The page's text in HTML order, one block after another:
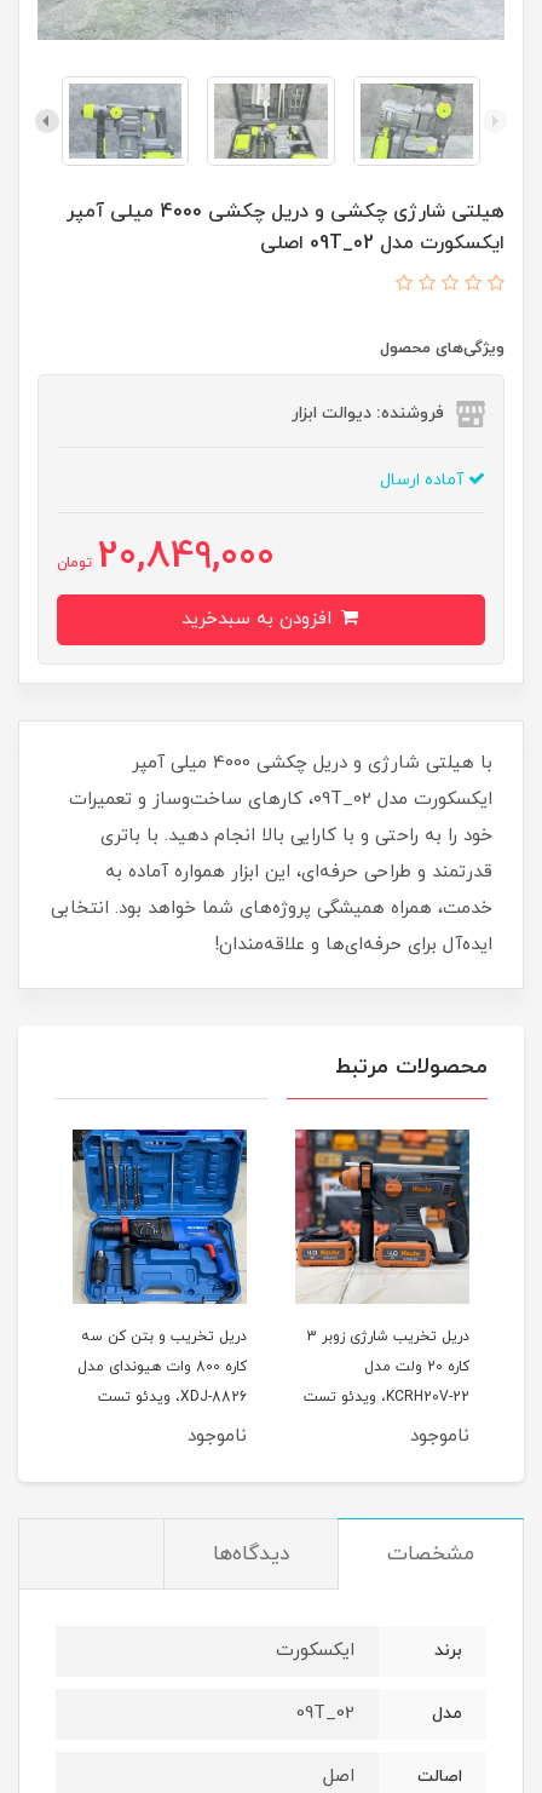
هیلتی شارژی چکشی و دریل چکشی 4000 میلی آمپر
ایکسکورت مدل 02_09T اصلی
ویژگی‌های محصول
فروشنده: دیوالت ابزار
آماده ارسال
20,849,000 تومان
با هیلتی شارژی و دریل چکشی 4000 میلی آمپر
ایکسکورت مدل 02_09T، کارهای ساخت‌وساز و تعمیرات
خود را به راحتی و با کارایی بالا انجام دهید. با باتری
قدرتمند و طراحی حرفه‌ای، این ابزار همواره آماده به
خدمت، همراه همیشگی پروژه‌های شما خواهد بود. انتخابی
ایده‌آل برای حرفه‌ای‌ها و علاقه‌مندان!
محصولات مرتبط
دریل تخریب شارژی زوبر 3
کاره 20 ولت مدل
KCRH20V-22، ویدئو تست
پائین صفحه
ناموجود
دریل تخریب و بتن کن سه
کاره 800 وات هیوندای مدل
XDJ-8826، ویدئو تست
پائین صفحه
ناموجود
مشخصات دیدگاه‌ها
برند ایکسکورت
مدل 02_09T
اصالت
اصل